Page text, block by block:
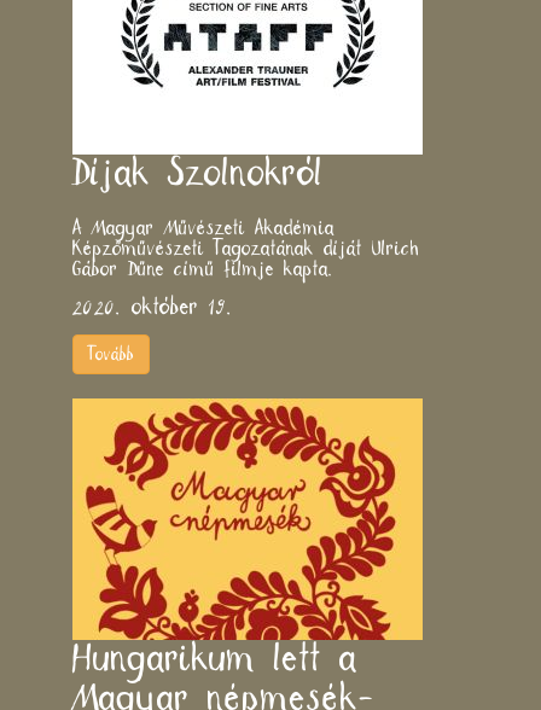
​Díjak Szolnokról
A Magyar Művészeti Akadémia
Képzőművészeti Tagozatának díját Ulrich
Gábor Dűne című filmje kapta.
2020. október 19.
Tovább
Hungarikum lett a
Magyar népmesék-